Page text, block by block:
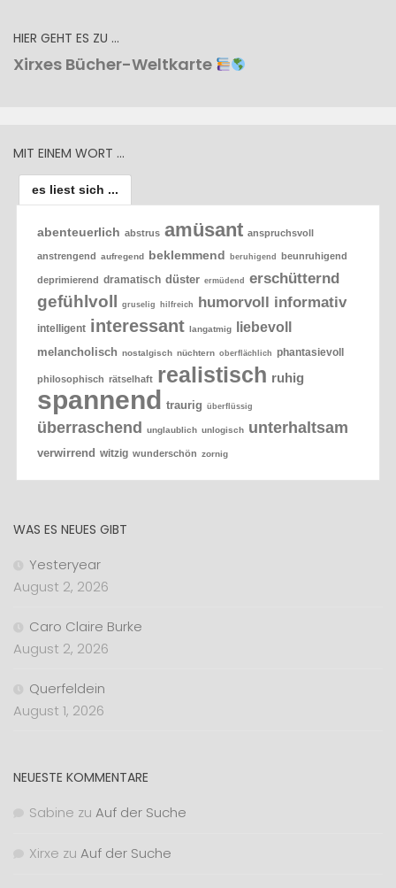
HIER GEHT ES ZU …
Xirxes Bücher-Weltkarte
MIT EINEM WORT …
es liest sich ...
abenteuerlich abstrus amüsant anspruchsvoll
anstrengend aufregend beklemmend beruhigend beunruhigend
deprimierend dramatisch düster ermüdend erschütternd
gefühlvoll gruselig hilfreich humorvoll informativ
intelligent interessant langatmig liebevoll
melancholisch nostalgisch nüchtern oberflächlich phantasievoll
philosophisch rätselhaft realistisch ruhig
spannend traurig überflüssig
überraschend unglaublich unlogisch unterhaltsam
verwirrend witzig wunderschön zornig
WAS ES NEUES GIBT
Yesteryear
August 2, 2026
Caro Claire Burke
August 2, 2026
Querfeldein
August 1, 2026
NEUESTE KOMMENTARE
Sabine zu Auf der Suche
Xirxe zu Auf der Suche